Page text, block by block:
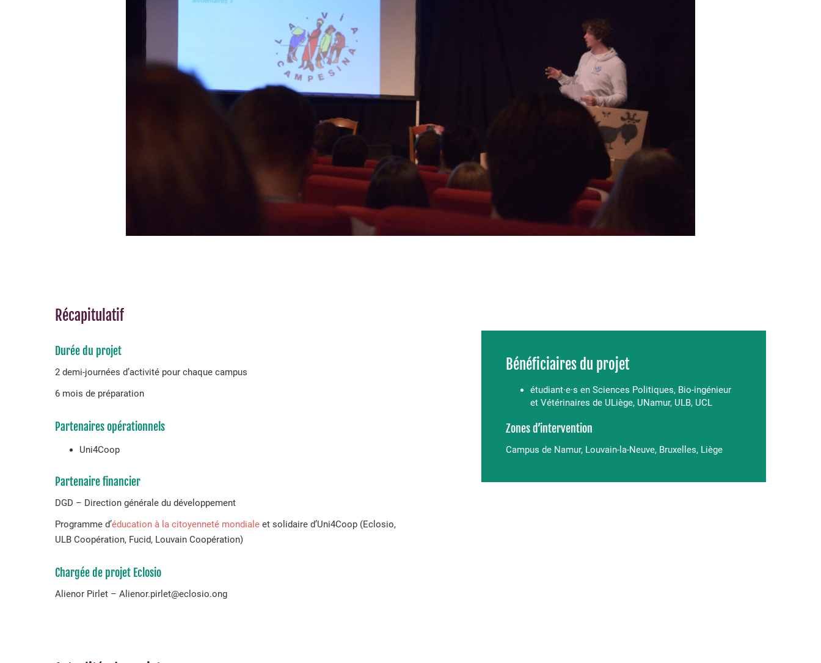
Récapitulatif
Durée du projet
2 demi-journées d’activité pour chaque campus
6 mois de préparation
Partenaires opérationnels
Uni4Coop
Partenaire financier
DGD – Direction générale du développement
Programme d’éducation à la citoyenneté mondiale et solidaire d’Uni4Coop (Eclosio,
ULB Coopération, Fucid, Louvain Coopération)
Chargée de projet Eclosio
Alienor Pirlet – Alienor.pirlet@eclosio.ong
Bénéficiaires du projet
étudiant·e·s en Sciences Politiques, Bio-ingénieur
et Vétérinaires de ULiège, UNamur, ULB, UCL
Zones d’intervention
Campus de Namur, Louvain-la-Neuve, Bruxelles, Liège